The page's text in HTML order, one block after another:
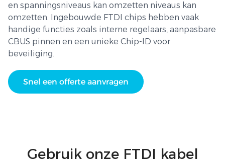
en spanningsniveaus kan omzetten niveaus kan
omzetten. Ingebouwde FTDI chips hebben vaak
handige functies zoals interne regelaars, aanpasbare
CBUS pinnen en een unieke Chip-ID voor
beveiliging.
Snel een offerte aanvragen
Gebruik onze FTDI kabel